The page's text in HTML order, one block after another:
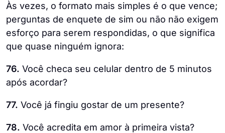
Às vezes, o formato mais simples é o que vence;
perguntas de enquete de sim ou não não exigem
esforço para serem respondidas, o que significa
que quase ninguém ignora:
76. Você checa seu celular dentro de 5 minutos
após acordar?
77. Você já fingiu gostar de um presente?
78. Você acredita em amor à primeira vista?